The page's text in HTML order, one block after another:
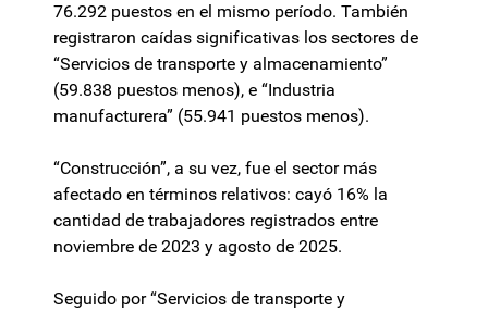
76.292 puestos en el mismo período. También
registraron caídas significativas los sectores de
“Servicios de transporte y almacenamiento”
(59.838 puestos menos), e “Industria
manufacturera” (55.941 puestos menos).
“Construcción”, a su vez, fue el sector más
afectado en términos relativos: cayó 16% la
cantidad de trabajadores registrados entre
noviembre de 2023 y agosto de 2025.
Seguido por “Servicios de transporte y